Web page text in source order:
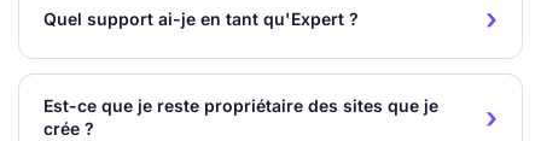
Quel support ai-je en tant qu'Expert ?
Est-ce que je reste propriétaire des sites que je
crée ?